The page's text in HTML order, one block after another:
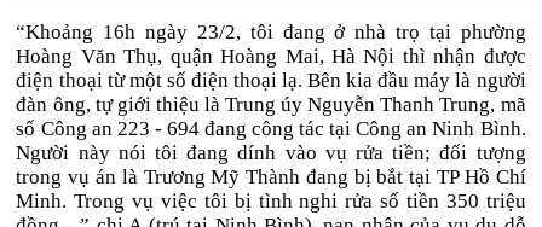
“Khoảng 16h ngày 23/2, tôi đang ở nhà trọ tại phường
Hoàng Văn Thụ, quận Hoàng Mai, Hà Nội thì nhận được
điện thoại từ một số điện thoại lạ. Bên kia đầu máy là người
đàn ông, tự giới thiệu là Trung úy Nguyễn Thanh Trung, mã
số Công an 223 - 694 đang công tác tại Công an Ninh Bình.
Người này nói tôi đang dính vào vụ rửa tiền; đối tượng
trong vụ án là Trương Mỹ Thành đang bị bắt tại TP Hồ Chí
Minh. Trong vụ việc tôi bị tình nghi rửa số tiền 350 triệu